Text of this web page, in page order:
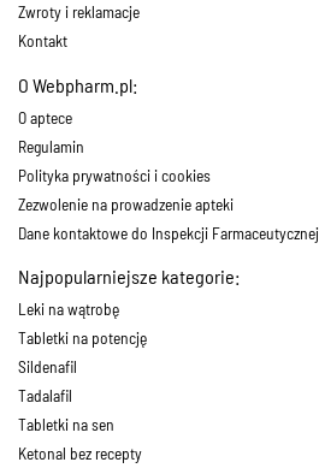
Zwroty i reklamacje
Kontakt
O Webpharm.pl:
O aptece
Regulamin
Polityka prywatności i cookies
Zezwolenie na prowadzenie apteki
Dane kontaktowe do Inspekcji Farmaceutycznej
Najpopularniejsze kategorie:
Leki na wątrobę
Tabletki na potencję
Sildenafil
Tadalafil
Tabletki na sen
Ketonal bez recepty